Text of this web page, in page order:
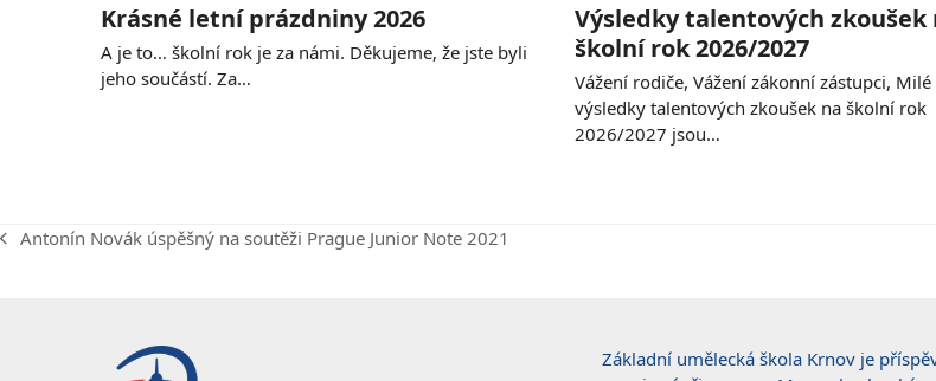
Krásné letní prázdniny 2026
A je to… školní rok je za námi. Děkujeme, že jste byli
jeho součástí. Za…
Výsledky talentových zkoušek
školní rok 2026/2027
Vážení rodiče, Vážení zákonní zástupci, Milé
výsledky talentových zkoušek na školní rok
2026/2027 jsou…
previous
Antonín Novák úspěšný na soutěži Prague Junior Note 2021
Základní umělecká škola Krnov je